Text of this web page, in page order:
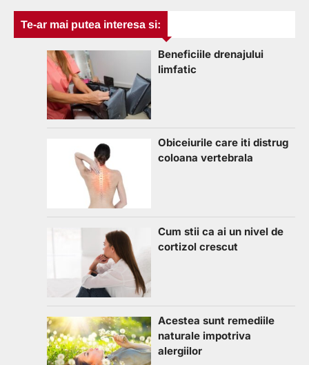
Te-ar mai putea interesa si:
Beneficiile drenajului
limfatic
Obiceiurile care iti distrug
coloana vertebrala
Cum stii ca ai un nivel de
cortizol crescut
Acestea sunt remediile
naturale impotriva
alergiilor